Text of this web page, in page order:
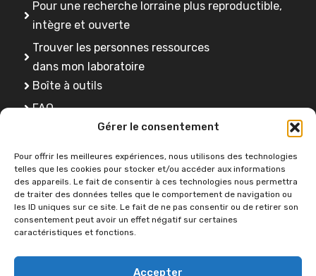
Gérer le consentement
Pour offrir les meilleures expériences, nous utilisons des technologies
telles que les cookies pour stocker et/ou accéder aux informations
des appareils. Le fait de consentir à ces technologies nous permettra
de traiter des données telles que le comportement de navigation ou
les ID uniques sur ce site. Le fait de ne pas consentir ou de retirer son
consentement peut avoir un effet négatif sur certaines
caractéristiques et fonctions.
Accepter
Pour une recherche lorraine plus reproductible,
intègre et ouverte
Trouver les personnes ressources
dans mon laboratoire
Boîte à outils
FAQ
Une question ?